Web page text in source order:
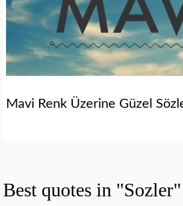
Mavi Renk Üzerine Güzel
Best quotes in "Sozler"